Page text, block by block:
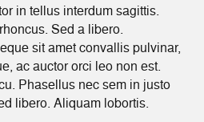
in tellus interdum sagittis.
Sed a libero.
sit amet convallis pulvinar,
ac auctor orci leo non est.
Phasellus nec sem in justo
libero. Aliquam lobortis.